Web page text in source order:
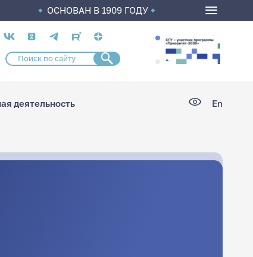
ОСНОВАН В 1909 ГОДУ
Социальные
сети
деятельность En